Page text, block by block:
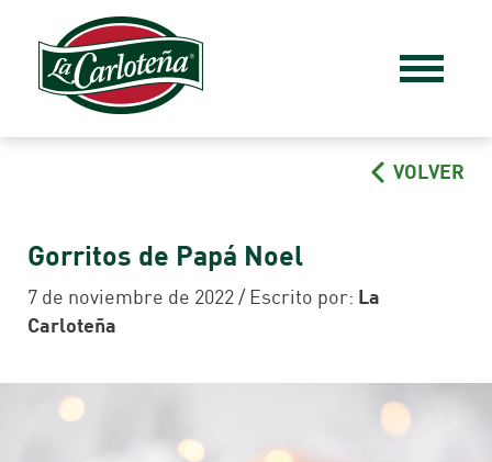
VOLVER
Gorritos de Papá Noel
7 de noviembre de 2022 / Escrito por: La
Carloteña